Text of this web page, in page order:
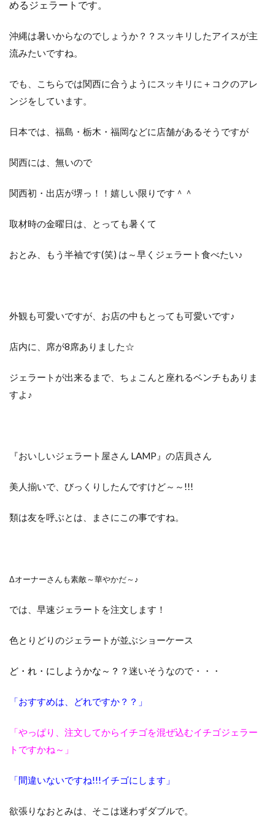
めるジェラートです。
沖縄は暑いからなのでしょうか？？スッキリしたアイスが主
流みたいですね。
でも、こちらでは関西に合うようにスッキリに＋コクのアレ
ンジをしています。
日本では、福島・栃木・福岡などに店舗があるそうですが
関西には、無いので
関西初・出店が堺っ！！嬉しい限りです＾＾
取材時の金曜日は、とっても暑くて
おとみ、もう半袖です(笑) は～早くジェラート食べたい♪
外観も可愛いですが、お店の中もとっても可愛いです♪
店内に、席が8席ありました☆
ジェラートが出来るまで、ちょこんと座れるベンチもありま
すよ♪
『おいしいジェラート屋さん LAMP』の店員さん
美人揃いで、びっくりしたんですけど～～!!!
類は友を呼ぶとは、まさにこの事ですね。
Δオーナーさんも素敵～華やかだ～♪
では、早速ジェラートを注文します！
色とりどりのジェラートが並ぶショーケース
ど・れ・にしようかな～？ ？迷いそうなので・・・
「おすすめは、どれですか？？」
「やっぱり、注文してからイチゴを混ぜ込むイチゴジェラー
トですかね～」
「間違いないですね!!!イチゴにします」
欲張りなおとみは、そこは迷わずダブルで。